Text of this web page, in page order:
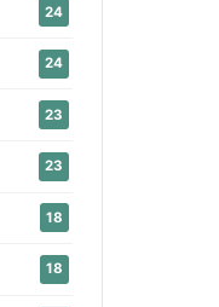
24
24
23
23
18
18